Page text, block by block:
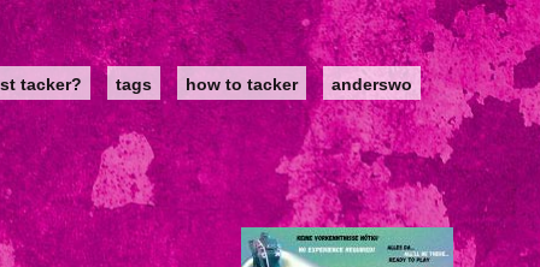
tacker? tags how to tacker anderswo